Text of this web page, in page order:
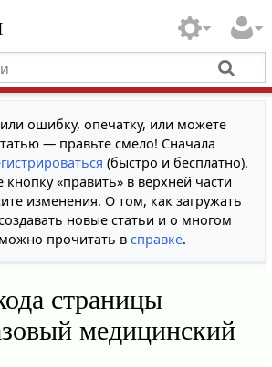
ошибку, опечатку, или можете
— правьте смело! Сначала
(быстро и бесплатно).
«править» в верхней части
изменения. О том, как загружать
новые статьи и о многом
прочитать в справке.
страницы
медицинский